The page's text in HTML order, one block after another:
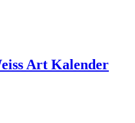
Art Kalender